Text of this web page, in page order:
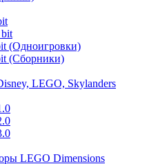
(Одноигровки)
(Сборники)
LEGO, Skylanders
LEGO Dimensions